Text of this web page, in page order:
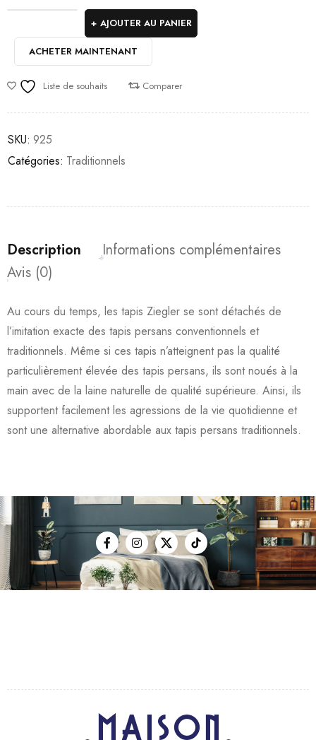
AJOUTER AU PANIER
ACHETER MAINTENANT
Liste de souhaits Comparer
SKU: 925
Catégories: Traditionnels
Description
Informations complémentaires
Avis (0)
Au cours du temps, les tapis Ziegler se sont détachés de
l’imitation exacte des tapis persans conventionnels et
traditionnels. Même si ces tapis n’atteignent pas la qualité
particulièrement élevée des tapis persans, ils sont noués à la
main avec de la laine naturelle de qualité supérieure. Ainsi, ils
supportent facilement les agressions de la vie quotidienne et
sont une alternative abordable aux tapis persans traditionnels.